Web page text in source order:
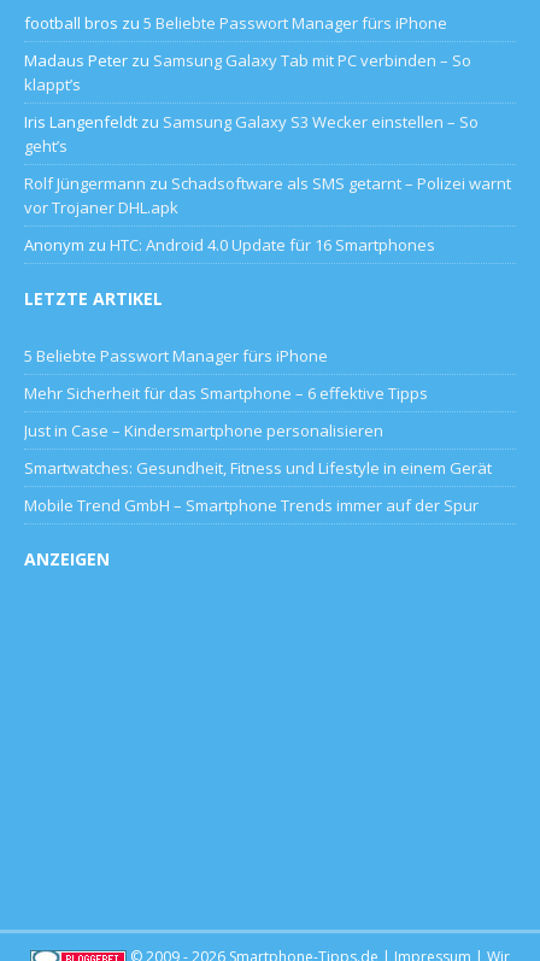
football bros zu 5 Beliebte Passwort Manager fürs iPhone
Madaus Peter zu Samsung Galaxy Tab mit PC verbinden – So
klappt’s
Iris Langenfeldt zu Samsung Galaxy S3 Wecker einstellen – So
geht’s
Rolf Jüngermann zu Schadsoftware als SMS getarnt – Polizei warnt
vor Trojaner DHL.apk
Anonym zu HTC: Android 4.0 Update für 16 Smartphones
LETZTE ARTIKEL
5 Beliebte Passwort Manager fürs iPhone
Mehr Sicherheit für das Smartphone – 6 effektive Tipps
Just in Case – Kindersmartphone personalisieren
Smartwatches: Gesundheit, Fitness und Lifestyle in einem Gerät
Mobile Trend GmbH – Smartphone Trends immer auf der Spur
ANZEIGEN
© 2009 - 2026 Smartphone-Tipps.de | Impressum | Wir